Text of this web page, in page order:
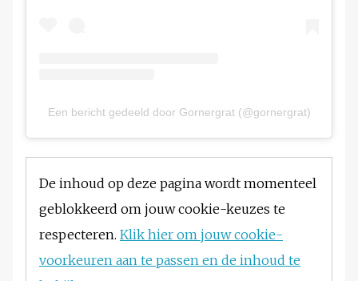
Een bericht gedeeld door Gornergrat (@gornergrat)
De inhoud op deze pagina wordt momenteel
geblokkeerd om jouw cookie-keuzes te
respecteren. Klik hier om jouw cookie-
voorkeuren aan te passen en de inhoud te